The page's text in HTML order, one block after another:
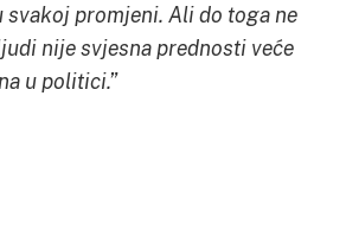
promjeni. Ali do toga ne
nije svjesna prednosti veće
u politici.”